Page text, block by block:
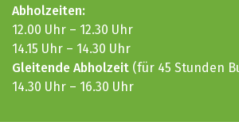
Abholzeiten:
12.00 Uhr – 12.30 Uhr
14.15 Uhr – 14.30 Uhr
Gleitende Abholzeit (für 45 Stunden
14.30 Uhr – 16.30 Uhr